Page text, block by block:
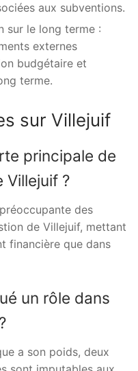
aux subventions.
sur le long terme :
externes
budgétaire et
terme.
sur Villejuif
principale de
Villejuif ?
des
de Villejuif, mettant
financière que dans
un rôle dans
a son poids, deux